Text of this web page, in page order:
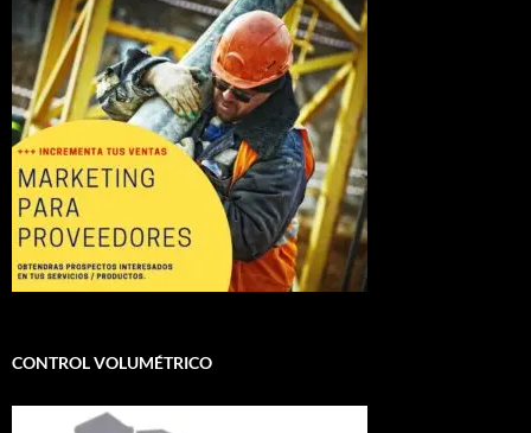
CONTROL VOLUMÉTRICO